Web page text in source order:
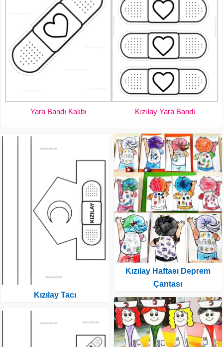
Yara Bandı Kalıbı Kızılay Yara Bandı
Kızılay Tacı
Kızılay Haftası Deprem
Çantası